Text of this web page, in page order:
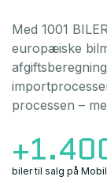
Med 1001
europæiske
processen –
biler til salg på